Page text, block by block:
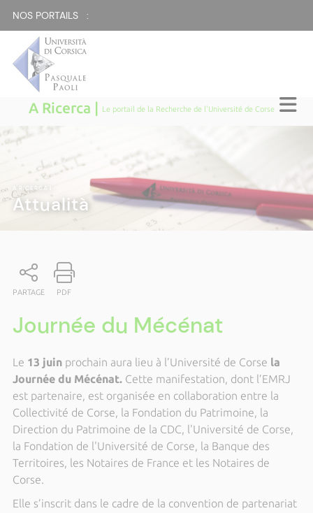
NOS PORTAILS :
A Ricerca | Le portail de la Recherche de l'Université de Corse
A RICERCA
Attualità
PARTAGE PDF
Journée du Mécénat
Le 13 juinprochain aura lieu à l’Université de Corse la
Journée du Mécénat. Cette manifestation, dont l’EMRJ
est partenaire, est organisée en collaboration entre la
Collectivité de Corse, la Fondation du Patrimoine, la
Direction du Patrimoine de la CDC, l'Université de Corse,
la Fondation de l'Université de Corse, la Banque des
Territoires, les Notaires de France et les Notaires de
Corse.
Elle s’inscrit dans le cadre de la convention de partenariat